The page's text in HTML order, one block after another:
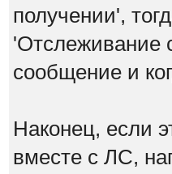
получении',
'Отслеживание
сообщение и
Наконец, если
вместе с ЛС,